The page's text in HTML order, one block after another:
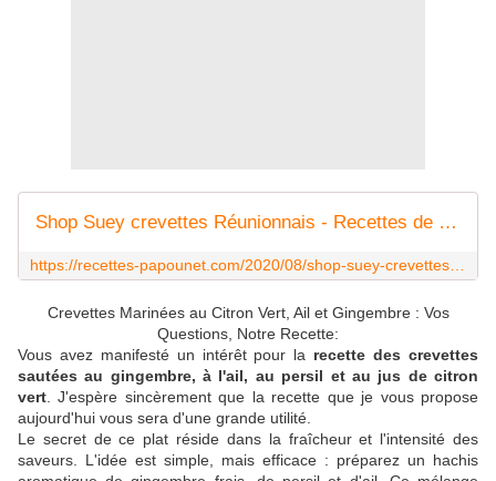
Shop Suey crevettes Réunionnais - Recettes de Papounet
Crevettes Marinées au Citron Vert, Ail et Gingembre : Vos
Questions, Notre Recette:
Vous avez manifesté un intérêt pour la recette des crevettes
sautées au gingembre, à l'ail, au persil et au jus de citron
vert . J'espère sincèrement que la recette que je vous propose
aujourd'hui vous sera d'une grande utilité.
Le secret de ce plat réside dans la fraîcheur et l'intensité des
saveurs. L'idée est simple, mais efficace : préparez un hachis